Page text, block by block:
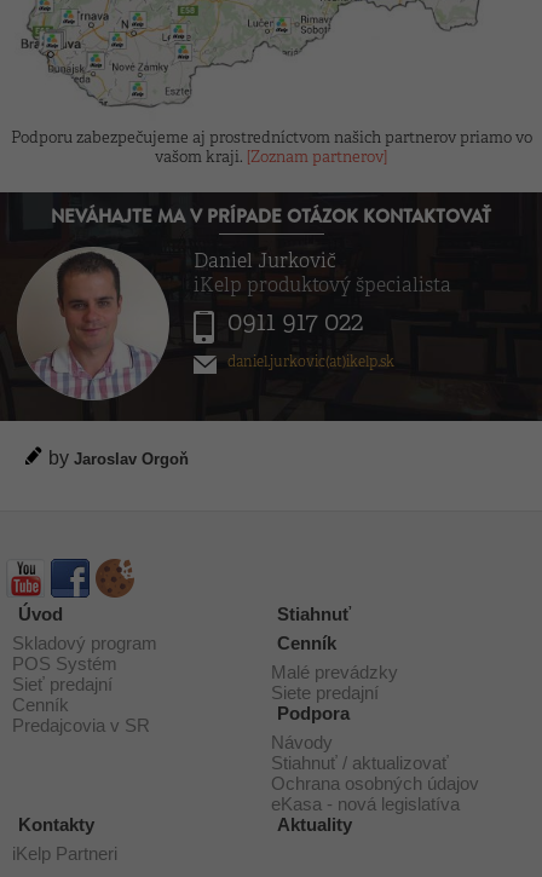
Podporu zabezpečujeme aj prostredníctvom našich partnerov priamo vo
vašom kraji. [Zoznam partnerov]
NEVÁHAJTE MA V PRÍPADE OTÁZOK KONTAKTOVAŤ
Daniel Jurkovič
iKelp produktový špecialista
0911 917 022
daniel.jurkovic(at)ikelp.sk
by Jaroslav Orgoň
Úvod
Skladový program
POS Systém
Sieť predajní
Cenník
Predajcovia v SR
Stiahnuť
Cenník
Malé prevádzky
Siete predajní
Podpora
Návody
Stiahnuť / aktualizovať
Ochrana osobných údajov
eKasa - nová legislatíva
Kontakty
iKelp Partneri
Aktuality